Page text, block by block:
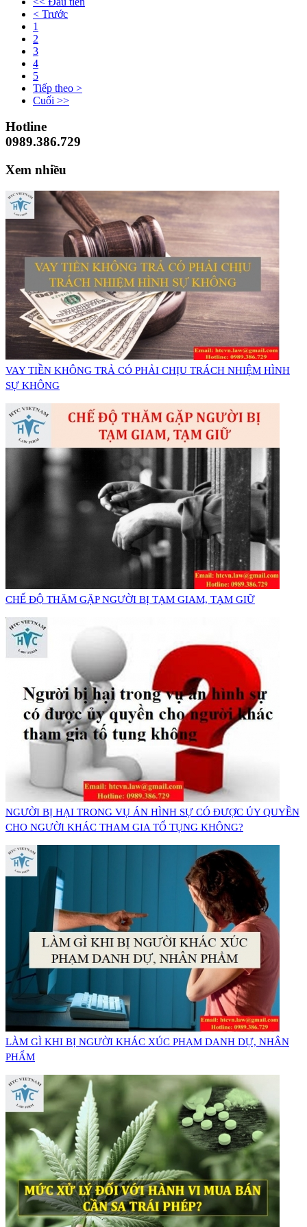
< Trước
1
2
3
4
5
Tiếp theo >
Cuối >>
Hotline
0989.386.729
Xem nhiều
VAY TIỀN KHÔNG TRẢ CÓ PHẢI CHỊU TRÁCH NHIỆM HÌNH
SỰ KHÔNG
CHẾ ĐỘ THĂM GẶP NGƯỜI BỊ TẠM GIAM, TẠM GIỮ
NGƯỜI BỊ HẠI TRONG VỤ ÁN HÌNH SỰ CÓ ĐƯỢC ỦY QUYỀN
CHO NGƯỜI KHÁC THAM GIA TỐ TỤNG KHÔNG?
LÀM GÌ KHI BỊ NGƯỜI KHÁC XÚC PHẠM DANH DỰ, NHÂN
PHẨM